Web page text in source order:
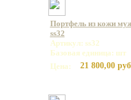
Портфель из кожи
ss32
Артикул: ss32
Базовая единица: шт
Цена:
21 800,00